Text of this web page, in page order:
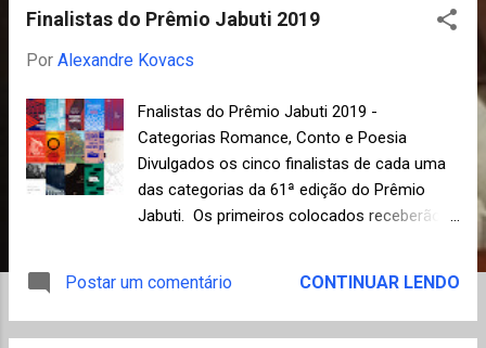
Finalistas do Prêmio Jabuti 2019
Por Alexandre Kovacs
Fnalistas do Prêmio Jabuti 2019 -
Categorias Romance, Conto e Poesia
Divulgados os cinco finalistas de cada uma
das categorias da 61ª edição do Prêmio
Jabuti. Os primeiros colocados receberão o
"Livro do Ano" será concedida à obra com a
maior média atribuída pelo corpo de jurados
Postar um comentário CONTINUAR LENDO